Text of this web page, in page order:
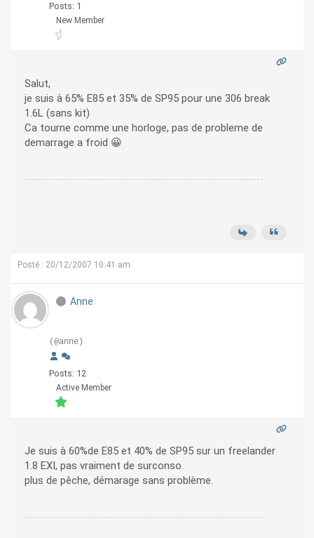
Posts: 1
New Member
Salut,
je suis à 65% E85 et 35% de SP95 pour une 306 break
1.6L (sans kit)
Ca tourne comme une horloge, pas de probleme de
demarrage a froid 😀
Posté : 20/12/2007 10:41 am
Anne
(@anne)
Posts: 12
Active Member
Je suis à 60%de E85 et 40% de SP95 sur un freelander
1.8 EXI, pas vraiment de surconso.
plus de pêche, démarage sans problème.